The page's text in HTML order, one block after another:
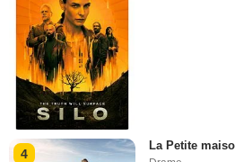
4
La Petite